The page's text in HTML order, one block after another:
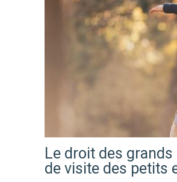
Le droit des
de visite des petits